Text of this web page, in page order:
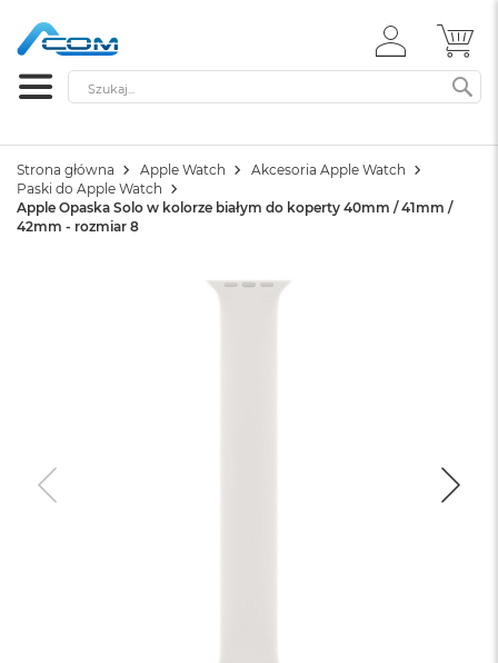
ZALOGUJ
SIĘ
Szukaj
Strona główna Apple Watch
Akcesoria Apple Watch
Paski do Apple Watch
Apple Opaska Solo w kolorze białym do koperty 40mm / 41mm /
42mm - rozmiar 8